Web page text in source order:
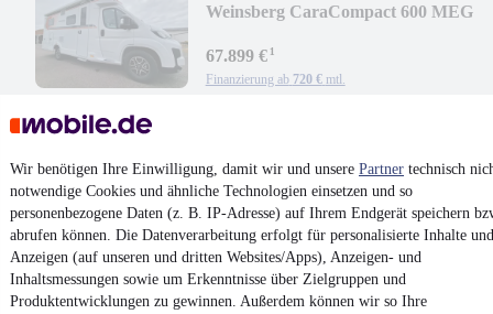
Wir benötigen Ihre Einwilligung, damit wir und unsere Partner technisch
notwendige Cookies und ähnliche Technologien einsetzen und so
personenbezogene Daten (z. B. IP-Adresse) auf Ihrem Endgerät speichern
abrufen können. Die Datenverarbeitung erfolgt für personalisierte Inhalte und
Anzeigen (auf unseren und dritten Websites/Apps), Anzeigen- und
Inhaltsmessungen sowie um Erkenntnisse über Zielgruppen und
Produktentwicklungen zu gewinnen. Außerdem können wir so Ihre
Weinsberg CaraCompact 600 MEG
67.899 €¹
Finanzierung ab 720 € mtl.
Neufahrzeug•Teilintegrierter
103 kW (140 PS)
Kontakt
¹MwSt. ausweisbar